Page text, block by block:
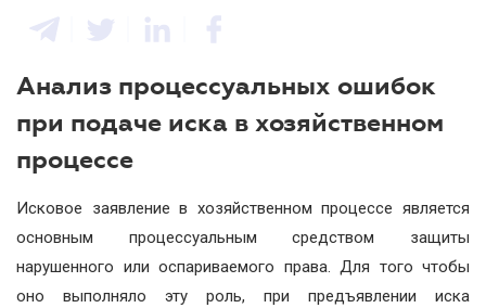
Анализ процессуальных ошибок
при подаче иска в хозяйственном
процессе
Исковое заявление в хозяйственном процессе является
основным процессуальным средством защиты
нарушенного или оспариваемого права. Для того чтобы
оно выполняло эту роль, при предъявлении иска